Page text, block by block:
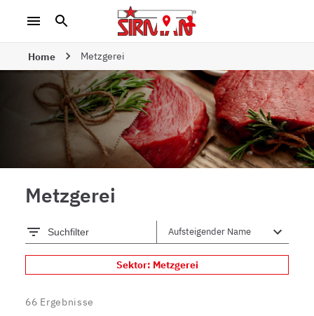
Home Metzgerei
Metzgerei
Suchfilter
Sektor: Metzgerei
66 Ergebnisse